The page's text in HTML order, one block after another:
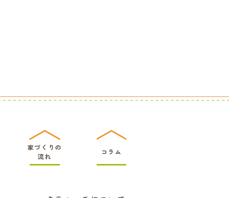
家づくりの
流れ
コラム